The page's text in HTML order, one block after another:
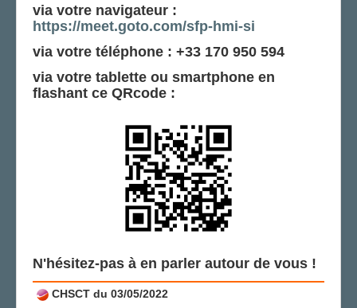
via votre navigateur :
https://meet.goto.com/sfp-hmi-si
via votre téléphone : +33 170 950 594
via votre tablette ou smartphone en
flashant ce QRcode :
N'hésitez-pas à en parler autour de vous !
CHSCT du 03/05/2022